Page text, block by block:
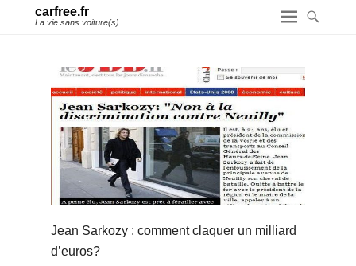
carfree.fr
La vie sans voiture(s)
Jean Sarkozy : comment claquer un milliard
d’euros?